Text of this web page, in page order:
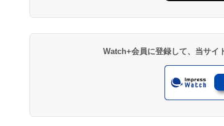
Watch+会員に登録して、当サイ